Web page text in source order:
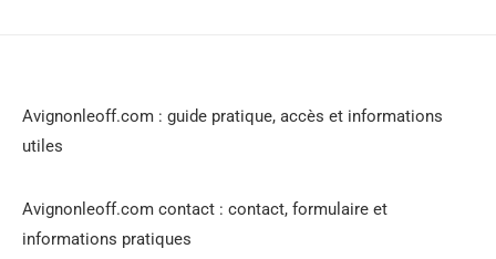
Avignonleoff.com : guide pratique, accès et informations
utiles
Avignonleoff.com contact : contact, formulaire et
informations pratiques